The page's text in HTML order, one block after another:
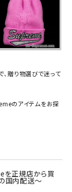
、贈り物選びで迷って
のアイテムをお探
を正規店から買
国内配送～